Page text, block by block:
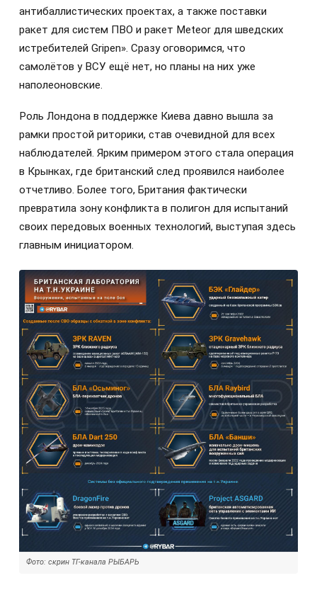
антибаллистических проектах, а также поставки
ракет для систем ПВО и ракет Meteor для шведских
истребителей Gripen». Сразу оговоримся, что
самолётов у ВСУ ещё нет, но планы на них уже
наполеоновские.
Роль Лондона в поддержке Киева давно вышла за
рамки простой риторики, став очевидной для всех
наблюдателей. Ярким примером этого стала операция
в Крынках, где британский след проявился наиболее
отчетливо. Более того, Британия фактически
превратила зону конфликта в полигон для испытаний
своих передовых военных технологий, выступая здесь
главным инициатором.
Фото: скрин ТГ-канала РЫБАРЬ